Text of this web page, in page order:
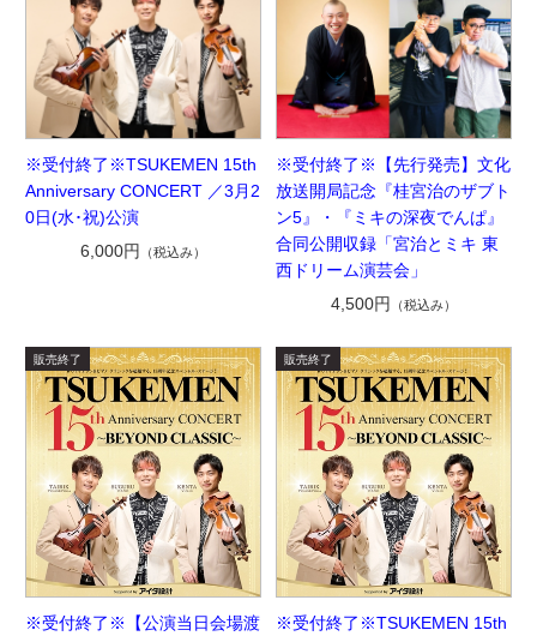
※受付終了※TSUKEMEN 15th
Anniversary CONCERT ／3月2
0日(水･祝)公演
6,000円
（税込み）
※受付終了※【先行発売】文化
放送開局記念『桂宮治のザブト
ン5』・『ミキの深夜でんぱ』
合同公開収録「宮治とミキ 東
西ドリーム演芸会」
4,500円
（税込み）
※受付終了※【公演当日会場渡
※受付終了※TSUKEMEN 15th